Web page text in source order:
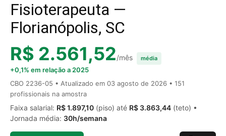
Fisioterapeuta —
Florianópolis, SC
R$ 2.561,52/mês média
+0,1% em relação a 2025
CBO 2236-05 • Atualizado em 03 agosto de 2026 • 151
profissionais na amostra
Faixa salarial: R$ 1.897,10 (piso) até R$ 3.863,44 (teto) •
Jornada média: 30h/semana